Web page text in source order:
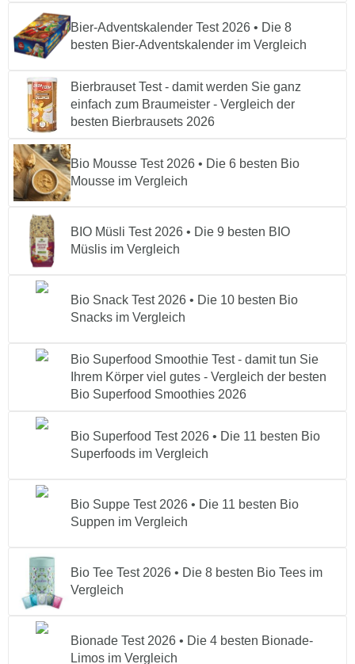
Bier-Adventskalender Test 2026 • Die 8
besten Bier-Adventskalender im Vergleich
Bierbrauset Test - damit werden Sie ganz
einfach zum Braumeister - Vergleich der
besten Bierbrausets 2026
Bio Mousse Test 2026 • Die 6 besten Bio
Mousse im Vergleich
BIO Müsli Test 2026 • Die 9 besten BIO
Müslis im Vergleich
Bio Snack Test 2026 • Die 10 besten Bio
Snacks im Vergleich
Bio Superfood Smoothie Test - damit tun Sie
Ihrem Körper viel gutes - Vergleich der besten
Bio Superfood Smoothies 2026
Bio Superfood Test 2026 • Die 11 besten Bio
Superfoods im Vergleich
Bio Suppe Test 2026 • Die 11 besten Bio
Suppen im Vergleich
Bio Tee Test 2026 • Die 8 besten Bio Tees im
Vergleich
Bionade Test 2026 • Die 4 besten Bionade-
Limos im Vergleich